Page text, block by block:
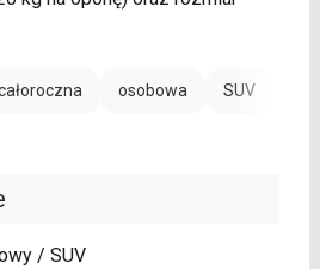
osobowa SUV
/ SUV